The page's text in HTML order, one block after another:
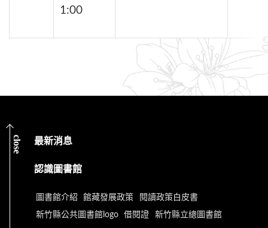
1:00
close 最新消息
認識圖書館
圖書館介紹 館藏發展政策 閱讀政策白皮書
新竹縣公共圖書館logo 借閱證 新竹縣立總圖書館